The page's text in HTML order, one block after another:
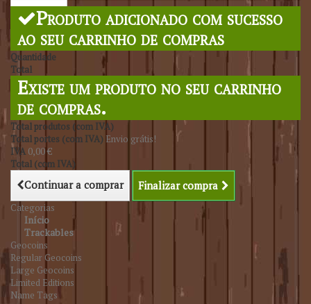
Pesquisar
Produto adicionado com sucesso
ao seu carrinho de compras
Quantidade
Total
Existe um produto no seu carrinho
de compras.
Total produtos (com IVA)
Total portes (com IVA) Envio grátis!
IVA 0,00 €
Total (com IVA)
Continuar a comprar Finalizar compra
Categorias
Início
Trackables
Geocoins
Regular Geocoins
Large Geocoins
Limited Editions
Name Tags